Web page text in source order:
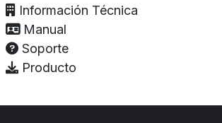
Información Técnica
Manual
Soporte
Producto